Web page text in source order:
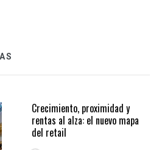
Crecimiento, proximidad y
rentas al alza: el nuevo mapa
del retail